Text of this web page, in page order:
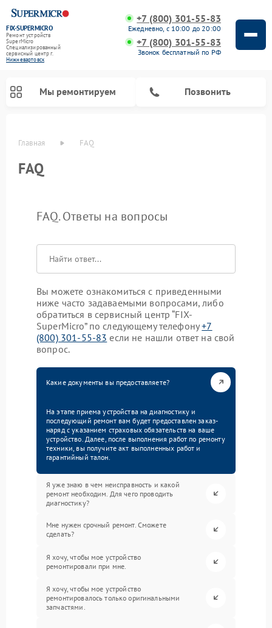
FIX-SUPERMICRO
Ремонт устройств
SuperMicro
Специализированный
cервисный центр г.
Нижневартовск
+7 (800) 301-55-83
Ежедневно, с 10:00 до 20:00
+7 (800) 301-55-83
Звонок бесплатный по РФ
Мы ремонтируем Позвонить
Главная FAQ
FAQ
FAQ. Ответы на вопросы
Вы можете ознакомиться с приведенными
ниже часто задаваемыми вопросами, либо
обратиться в сервисный центр “FIX-
SuperMicro” по следующему телефону+7
(800) 301-55-83 если не нашли ответ на свой
вопрос.
Какие документы вы предоставляете?
На этапе приема устройства на диагностику и
последующий ремонт вам будет предоставлен заказ-
наряд с указанием страховых обязательств на ваше
устройство. Далее, после выполнения работ по ремонту
техники, вы получите акт выполненных работ и
гарантийный талон.
Я уже знаю в чем неисправность и какой
ремонт необходим. Для чего проводить
диагностику?
Мне нужен срочный ремонт. Сможете
сделать?
Я хочу, чтобы мое устройство
ремонтировали при мне.
Я хочу, чтобы мое устройство
ремонтировалось только оригинальными
запчастями.